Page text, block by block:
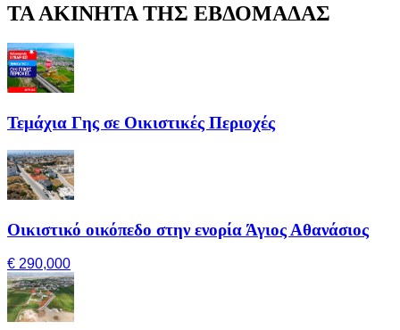
ΤΑ ΑΚΙΝΗΤΑ ΤΗΣ ΕΒΔΟΜΑΔΑΣ
Τεμάχια Γης σε Οικιστικές Περιοχές
Οικιστικό οικόπεδο στην ενορία Άγιος Αθανάσιος
€ 290,000